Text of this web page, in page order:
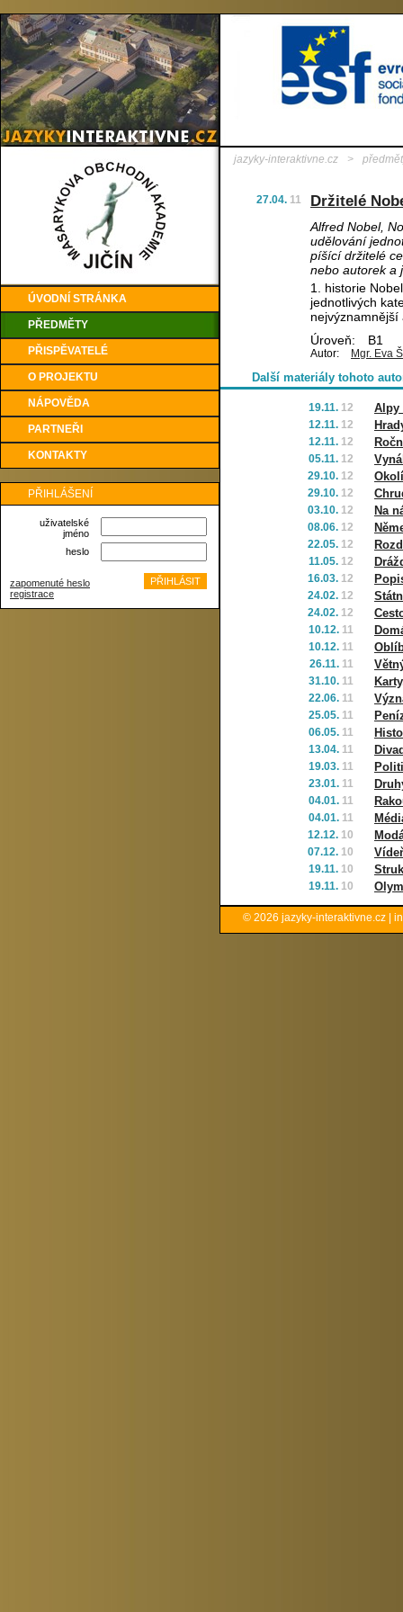
ÚVODNÍ STRÁNKA
PŘEDMĚTY
PŘISPĚVATELÉ
O PROJEKTU
NÁPOVĚDA
PARTNEŘI
KONTAKTY
PŘIHLÁŠENÍ
uživatelské
jméno
heslo
zapomenuté heslo
registrace
jazyky-interaktivne.cz >
27.04. 11 Držitelé
Alfred Nobel,
udělování
píšící držitelé
nebo autorek a
1. historie
jednotlivých
nejvýznamnější
Úroveň:
B1
Autor: Mgr. Eva
Další materiály tohoto
19.11. 12 Alpy
12.11. 12
12.11. 12
05.11. 12
29.10. 12
29.10. 12
03.10. 12 Na
08.06. 12
22.05. 12
11.05. 12
16.03. 12
24.02. 12
24.02. 12
10.12. 11
10.12. 11
26.11. 11
31.10. 11
22.06. 11
25.05. 11
06.05. 11
13.04. 11
19.03. 11
23.01. 11
04.01. 11
04.01. 11
12.12. 10
07.12. 10
19.11. 10
19.11. 10
© 2026 jazyky-interaktivne.cz